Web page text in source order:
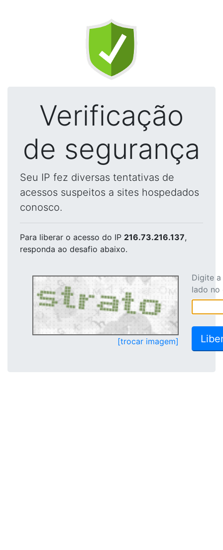
Verificação
de segurança
Seu IP fez diversas tentativas de
acessos suspeitos a sites hospedados
conosco.
Para liberar o acesso do IP 216.73.216.137,
responda ao desafio abaixo.
[trocar imagem]
Digite
lado no